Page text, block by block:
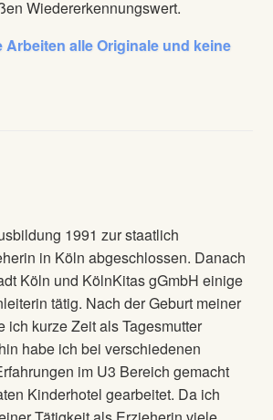
Wiedererkennungswert.
alle Originale und keine
1991 zur staatlich
in Köln abgeschlossen. Danach
Köln und KölnKitas gGmbH einige
tätig. Nach der Geburt meiner
ich kurze Zeit als Tagesmutter
habe ich bei verschiedenen
im U3 Bereich gemacht
Kinderhotel gearbeitet. Da ich